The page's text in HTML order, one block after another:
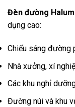
Đèn đường
dụng cao:
Chiếu sáng đường
Nhà xưởng, xí
Các khu nghỉ
Đường núi và khu